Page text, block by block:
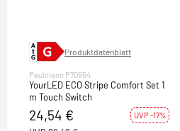
Produktdatenblatt
Paulmann P70954
YourLED ECO Stripe Comfort Set 1
m Touch Switch
24,54 € UVP -17%